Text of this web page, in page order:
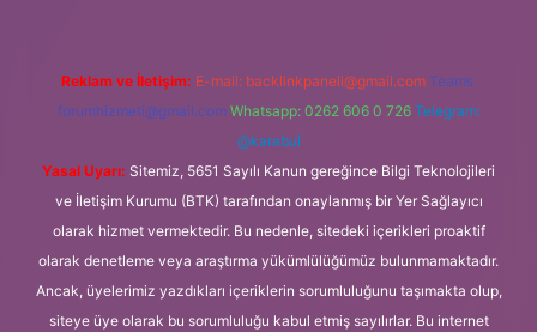
Reklam ve İletişim: E-mail: backlinkpaneli@gmail.com Teams:
forumhizmeti@gmail.com Whatsapp: 0262 606 0 726 Telegram:
@karabul
Yasal Uyarı: Sitemiz, 5651 Sayılı Kanun gereğince Bilgi Teknolojileri
ve İletişim Kurumu (BTK) tarafından onaylanmış bir Yer Sağlayıcı
olarak hizmet vermektedir. Bu nedenle, sitedeki içerikleri proaktif
olarak denetleme veya araştırma yükümlülüğümüz bulunmamaktadır.
Ancak, üyelerimiz yazdıkları içeriklerin sorumluluğunu taşımakta olup,
siteye üye olarak bu sorumluluğu kabul etmiş sayılırlar. Bu internet